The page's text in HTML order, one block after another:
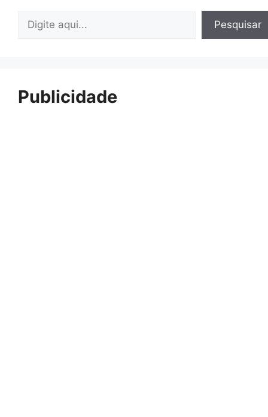
Pesquisar Pesquisar
Publicidade